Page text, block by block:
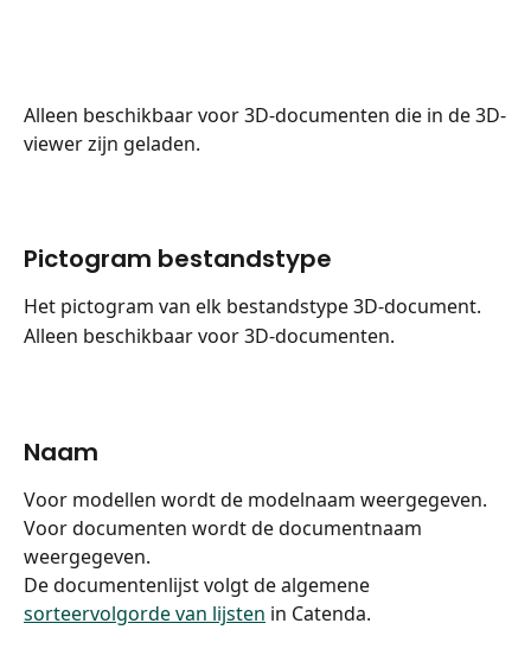
Alleen beschikbaar voor 3D-documenten die in de 3D-
viewer zijn geladen.
Pictogram bestandstype
Het pictogram van elk bestandstype 3D-document.
Alleen beschikbaar voor 3D-documenten.
Naam
Voor modellen wordt de modelnaam weergegeven.
Voor documenten wordt de documentnaam
weergegeven.
De documentenlijst volgt de algemene
sorteervolgorde van lijsten in Catenda.